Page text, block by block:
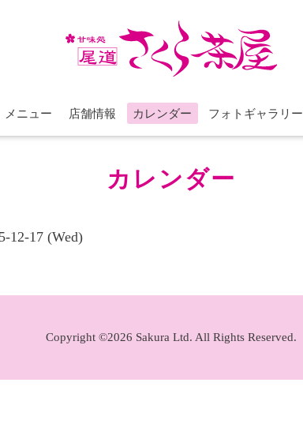
メニュー 店舗情報 カレンダー フォトギャラリー
カレンダー
12-17 (Wed)
Copyright ©2026 Sakura Ltd. All Rights Reserved.